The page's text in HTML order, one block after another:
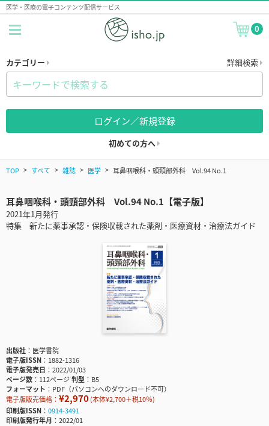
医学・医療の電子コンテンツ配信サービス
0
カテゴリー 詳細検索
ログイン／新規登録
初めての方へ
TOP すべて 雑誌 医学 耳鼻咽喉科・頭頸部外科 Vol.94 No.1
耳鼻咽喉科・頭頸部外科 Vol.94 No.1【電子版】
2021年1月発行
特集 新たに薬事承認・保険収載された薬剤・医療資材・治療法ガイド
出版社
医学書院
電子版ISSN
1882-1316
電子版発売日
2022/01/03
ページ数
112ページ判型
B5
フォーマット
PDF（パソコンへのダウンロード不可）
電子版販売価格： ¥2,970(本体¥2,700＋税10％)
印刷版ISSN
0914-3491
印刷版発行年月
2022/01